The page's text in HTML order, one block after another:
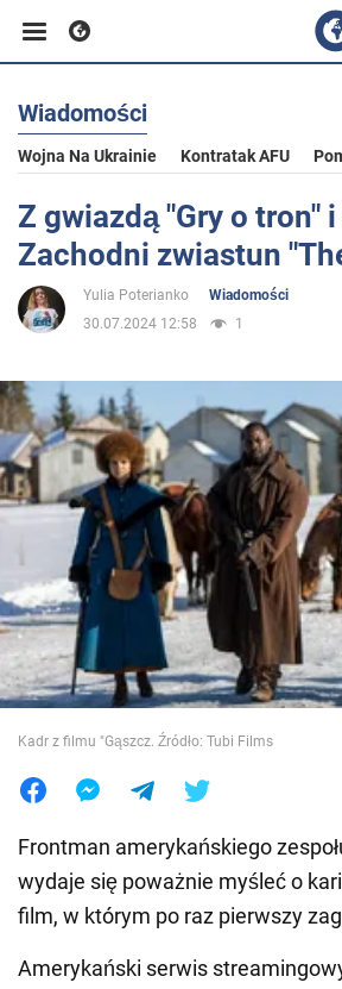
Biznes
Sport
Rozrywka
Polityka
Społeczeństwo
Wojna na Ukrainie
Świat
Jedzenie
Wiadomości
Wojna Na Ukrainie Kontratak AFU
Z gwiazdą "Gry o tron"
Zachodni zwiastun
Yulia Poterianko
Wiadomości
30.07.2024 12:58
1
Kadr z filmu "Gąszcz. Źródło: Tubi Films
Frontman amerykańskiego
wydaje się poważnie myśleć o
film, w którym po raz pierwszy
Amerykański serwis